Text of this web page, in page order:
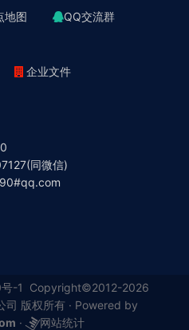
地图 QQ交流群
企业文件
同微信)
-1 Copyright©2012-2026
司 版权所有 · Powered by
· 网站统计